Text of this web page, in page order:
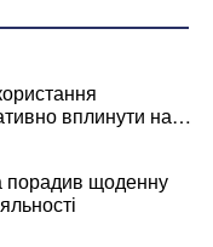
вплинути на
порадив щоденну